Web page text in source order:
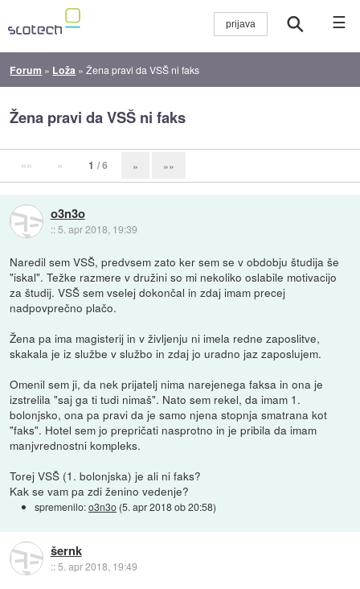
☰
Forum » Loža »Žena pravi da VSŠ ni faks
Žena pravi da VSŠ ni faks
«« « 1 / 6 » »»
o3n3o
:: 5. apr 2018, 19:39
Naredil sem VSŠ, predvsem zato ker sem se v obdobju študija še
"iskal". Težke razmere v družini so mi nekoliko oslabile motivacijo
za študij. VSŠ sem vselej dokončal in zdaj imam precej
nadpovprečno plačo.
Žena pa ima magisterij in v življenju ni imela redne zaposlitve,
skakala je iz službe v službo in zdaj jo uradno jaz zaposlujem.
Omenil sem ji, da nek prijatelj nima narejenega faksa in ona je
izstrelila "saj ga ti tudi nimaš". Nato sem rekel, da imam 1.
bolonjsko, ona pa pravi da je samo njena stopnja smatrana kot
"faks". Hotel sem jo prepričati nasprotno in je pribila da imam
manjvrednostni kompleks.
Torej VSŠ (1. bolonjska) je ali ni faks?
Kak se vam pa zdi ženino vedenje?
spremenilo:o3n3o (5. apr 2018 ob 20:58)
šernk
::5. apr 2018, 19:49